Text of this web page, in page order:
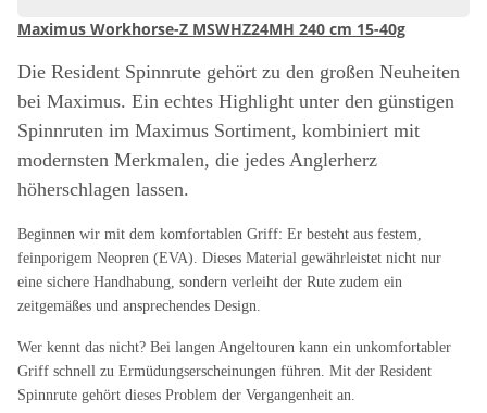
Maximus Workhorse-Z MSWHZ24MH 240 cm 15-40g
Die Resident Spinnrute gehört zu den großen Neuheiten
bei Maximus. Ein echtes Highlight unter den günstigen
Spinnruten im Maximus Sortiment, kombiniert mit
modernsten Merkmalen, die jedes Anglerherz
höherschlagen lassen.
Beginnen wir mit dem komfortablen Griff: Er besteht aus festem,
feinporigem Neopren (EVA). Dieses Material gewährleistet nicht nur
eine sichere Handhabung, sondern verleiht der Rute zudem ein
zeitgemäßes und ansprechendes Design.
Wer kennt das nicht? Bei langen Angeltouren kann ein unkomfortabler
Griff schnell zu Ermüdungserscheinungen führen. Mit der Resident
Spinnrute gehört dieses Problem der Vergangenheit an.